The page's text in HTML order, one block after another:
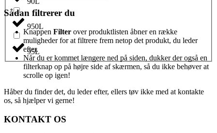
950L
95L
Sådan filtrerer du
Knappen Filter over produktlisten åbner en række
muligheder for at filtrere frem netop det produkt, du leder
efter.
Når du er kommet længere ned på siden, dukker der også en
filterknap op på højre side af skærmen, så du ikke behøver at
scrolle op igen!
Håber du finder det, du leder efter, ellers tøv ikke med at kontakte
os, så hjælper vi gerne!
KONTAKT OS